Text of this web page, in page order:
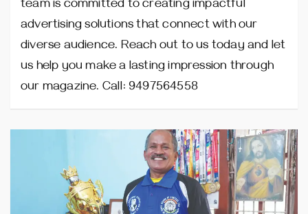
team is committed to creating impactful
advertising solutions that connect with our
diverse audience. Reach out to us today and let
us help you make a lasting impression through
our magazine. Call: 9497564558